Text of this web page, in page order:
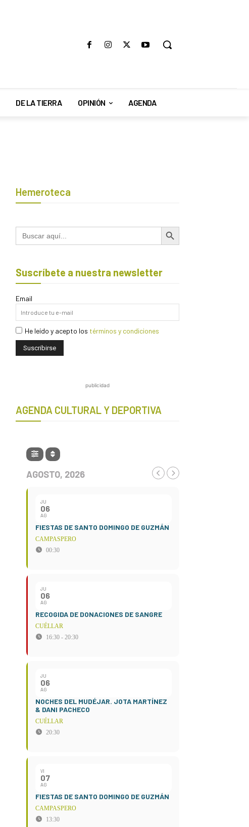
DE LA TIERRA OPINIÓN AGENDA
Hemeroteca
Buscar: Botón de búsqueda
Suscríbete a nuestra newsletter
Email
He leído y acepto los términos y condiciones
publicidad
AGENDA CULTURAL Y DEPORTIVA
AGOSTO, 2026
JU
06
AG
FIESTAS DE SANTO DOMINGO DE GUZMÁN
CAMPASPERO
00:30
JU
06
AG
RECOGIDA DE DONACIONES DE SANGRE
CUÉLLAR
16:30 - 20:30
JU
06
AG
NOCHES DEL MUDÉJAR. JOTA MARTÍNEZ
& DANI PACHECO
CUÉLLAR
20:30
VI
07
AG
FIESTAS DE SANTO DOMINGO DE GUZMÁN
CAMPASPERO
13:30